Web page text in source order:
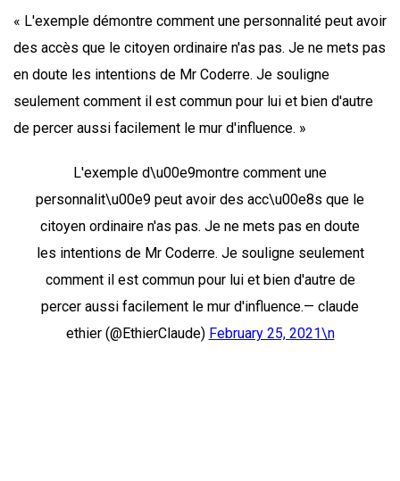
« L'exemple démontre comment une personnalité peut avoir
des accès que le citoyen ordinaire n'as pas. Je ne mets pas
en doute les intentions de Mr Coderre. Je souligne
seulement comment il est commun pour lui et bien d'autre
de percer aussi facilement le mur d'influence. »
L'exemple d\u00e9montre comment une
personnalit\u00e9 peut avoir des acc\u00e8s que le
citoyen ordinaire n'as pas. Je ne mets pas en doute
les intentions de Mr Coderre. Je souligne seulement
comment il est commun pour lui et bien d'autre de
percer aussi facilement le mur d'influence.— claude
ethier (@EthierClaude) February 25, 2021\n